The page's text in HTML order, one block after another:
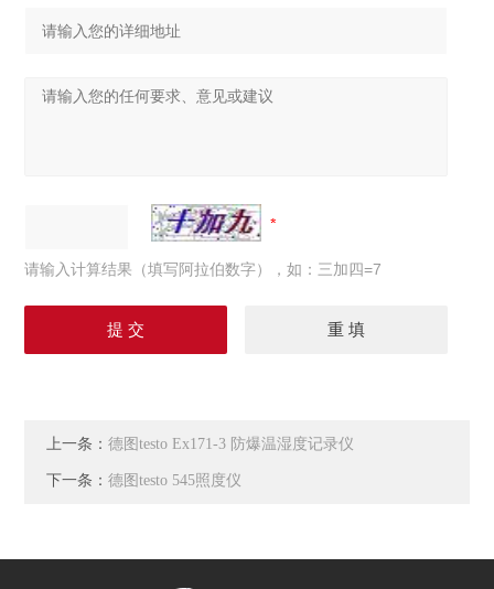
请输入计算结果（填写阿拉伯数字），如：三加四=7
上一条：德图testo Ex171-3 防爆温湿度记录仪
下一条：德图testo 545照度仪